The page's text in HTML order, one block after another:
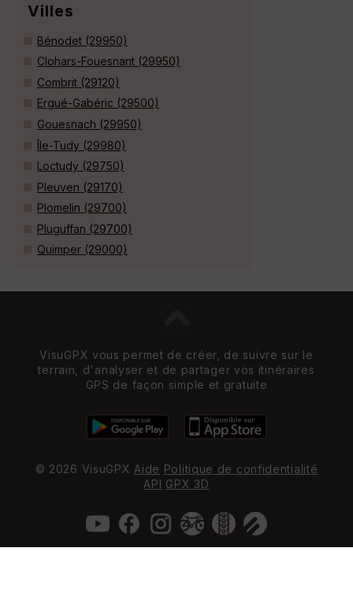
Villes
Bénodet (29950)
Clohars-Fouesnant (29950)
Combrit (29120)
Ergué-Gabéric (29500)
Gouesnach (29950)
Île-Tudy (29980)
Loctudy (29750)
Pleuven (29170)
Plomelin (29700)
Pluguffan (29700)
Quimper (29000)
VisuGPX vous permet de créer, de suivre sur le
terrain, d'analyser et de partager vos itinéraires
GPS de façon simple et gratuite
© 2026 VisuGPXAide Politique de confidentialité
API
GPX 3D